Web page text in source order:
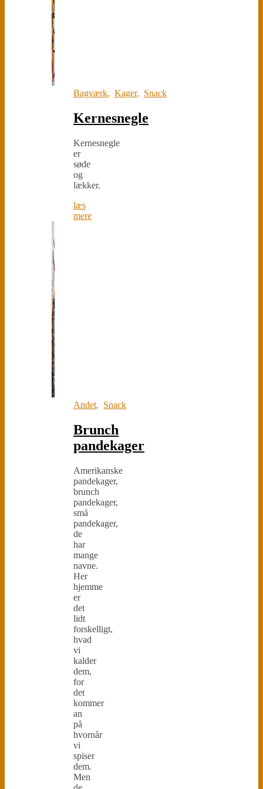
Bagværk, Kager, Snack
Kernesnegle
Kernesnegle
er
søde
og
lækker.
læs
mere
Andet, Snack
Brunch
pandekager
Amerikanske
pandekager,
brunch
pandekager,
små
pandekager,
de
har
mange
navne.
Her
hjemme
er
det
lidt
forskelligt,
hvad
vi
kalder
dem,
for
det
kommer
an
på
hvornår
vi
spiser
dem.
Men